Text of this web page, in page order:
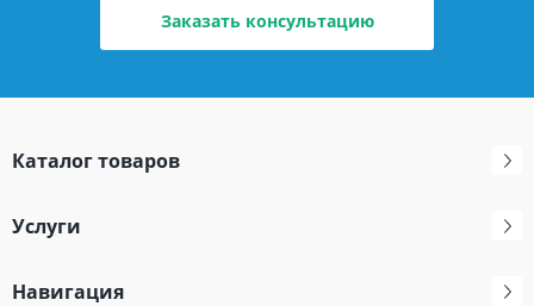
Заказать консультацию
Каталог товаров
Услуги
Навигация